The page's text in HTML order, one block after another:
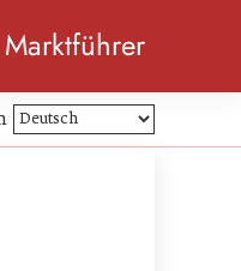
Marktführer